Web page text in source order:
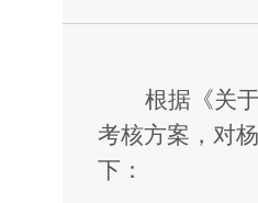
根据《关
考核方案 ，对
下：